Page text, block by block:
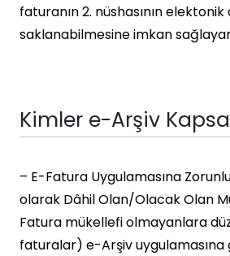
faturanın 2. nüshasının
saklanabilmesine imkan
Kimler e-Arşiv
– E-Fatura Uygulamasına
olarak Dâhil Olan/Olacak Olan
Fatura mükellefi olmayanlara
faturalar) e-Arşiv uygulamasına